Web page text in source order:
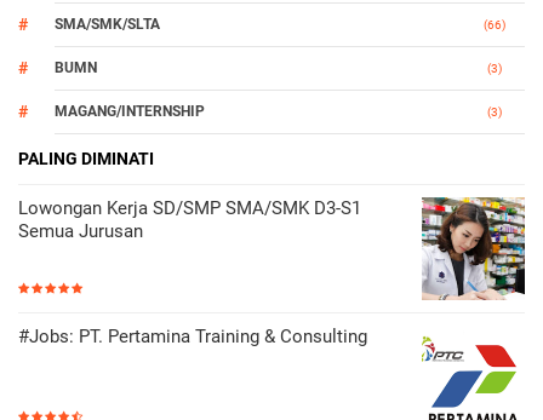
SMA/SMK/SLTA (66)
BUMN (3)
MAGANG/INTERNSHIP (3)
OTOMOTIF
PALING DIMINATI
Lowongan Kerja SD/SMP SMA/SMK D3-S1
Semua Jurusan
#Jobs: PT. Pertamina Training & Consulting